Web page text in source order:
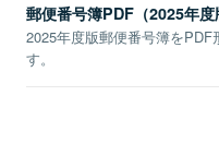
郵便番号簿PDF（2025年度
2025年度版郵便番号簿をPDF
す。